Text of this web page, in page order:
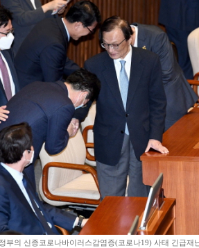
부의 신종코로나바이러스감염증(코로나19) 사태 긴급재